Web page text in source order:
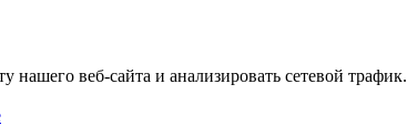
веб-сайта и анализировать сетевой трафик.